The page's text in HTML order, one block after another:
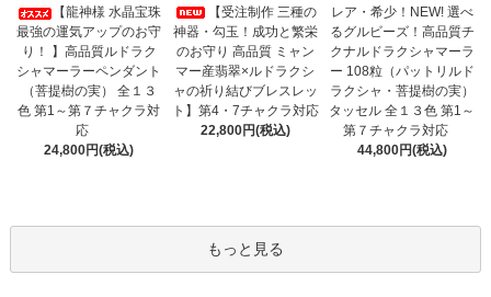
【龍神様 水晶宝珠
最強の運気アップのお守
り！ 】高品質ルドラク
シャマーラーペンダント
（菩提樹の実） 全１３
色 第1～第７チャクラ対
応
24,800円(税込)
【受注制作 三種の
神器・勾玉！成功と繁栄
のお守り 高品質 ミャン
マー産翡翠×ルドラクシ
ャの祈り結びブレスレッ
ト】第4・7チャクラ対応
22,800円(税込)
レア・希少！NEW! 選べ
るグルビーズ！高品質チ
クナルドラクシャマーラ
ー 108粒（パットリルド
ラクシャ・菩提樹の実）
タッセル 全１３色 第1～
第７チャクラ対応
44,800円(税込)
もっと見る